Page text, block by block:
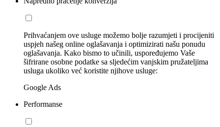
Prihvaćanjem ove usluge možemo bolje razumjeti i procijeniti
uspjeh našeg online oglašavanja i optimizirati našu ponudu
oglašavanja. Kako bismo to učinili, uspoređujemo Vaše
šifrirane osobne podatke sa sljedećim vanjskim pružateljima
usluga ukoliko već koristite njihove usluge:
Google Ads
Performanse